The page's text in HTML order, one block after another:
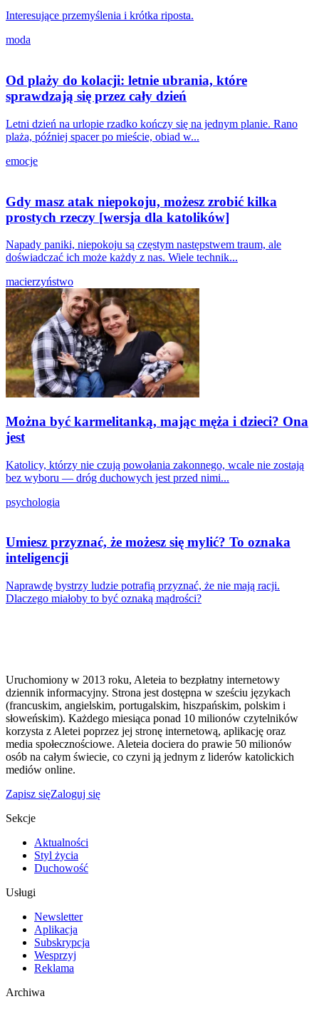
Interesujące przemyślenia i krótka riposta.
moda
Od plaży do kolacji: letnie ubrania, które
sprawdzają się przez cały dzień
Letni dzień na urlopie rzadko kończy się na jednym planie. Rano
plaża, później spacer po mieście, obiad w...
emocje
Gdy masz atak niepokoju, możesz zrobić kilka
prostych rzeczy [wersja dla katolików]
Napady paniki, niepokoju są częstym następstwem traum, ale
doświadczać ich może każdy z nas. Wiele technik...
macierzyństwo
Można być karmelitanką, mając męża i dzieci? Ona
jest
Katolicy, którzy nie czują powołania zakonnego, wcale nie zostają
bez wyboru — dróg duchowych jest przed nimi...
psychologia
Umiesz przyznać, że możesz się mylić? To oznaka
inteligencji
Naprawdę bystrzy ludzie potrafią przyznać, że nie mają racji.
Dlaczego miałoby to być oznaką mądrości?
Uruchomiony w 2013 roku, Aleteia to bezpłatny internetowy
dziennik informacyjny. Strona jest dostępna w sześciu językach
(francuskim, angielskim, portugalskim, hiszpańskim, polskim i
słoweńskim). Każdego miesiąca ponad 10 milionów czytelników
korzysta z Aletei poprzez jej stronę internetową, aplikację oraz
media społecznościowe. Aleteia dociera do prawie 50 milionów
osób na całym świecie, co czyni ją jednym z liderów katolickich
mediów online.
Zapisz sięZaloguj się
Sekcje
Aktualności
Styl życia
Duchowość
Usługi
Newsletter
Aplikacja
Subskrypcja
Wesprzyj
Reklama
Archiwa